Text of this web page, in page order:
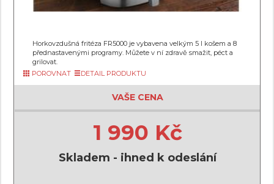
Horkovzdušná fritéza FR5000 je vybavena velkým 5 l košem a 8
přednastavenými programy. Můžete v ní zdravě smažit, péct a
grilovat.
POROVNAT
DETAIL PRODUKTU
VAŠE CENA
1 990 Kč
Skladem - ihned k odeslání